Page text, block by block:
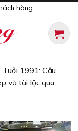
hàng
Tuổi 1991: Câu
và tài lộc qua